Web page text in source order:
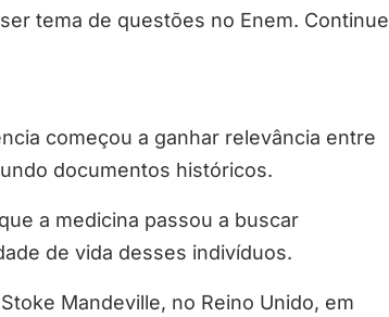
tema de questões no Enem. Continue
começou a ganhar relevância entre
documentos históricos.
a medicina passou a buscar
de vida desses indivíduos.
Mandeville, no Reino Unido, em